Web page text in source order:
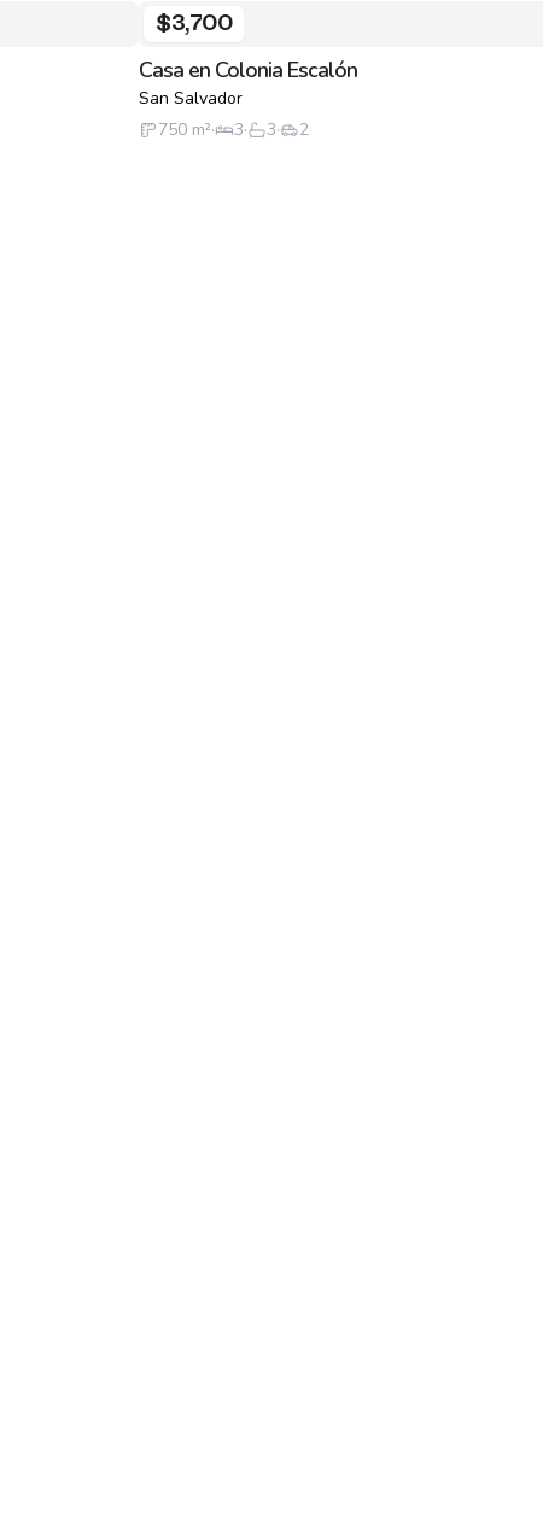
$3,700
Casa en Colonia Escalón
San Salvador
750 m²· 3· 3· 2